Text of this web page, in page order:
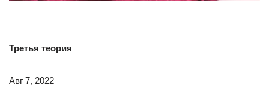
Третья теория
Авг 7, 2022